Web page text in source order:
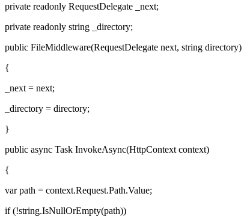
private readonly RequestDelegate _next;
private readonly string _directory;
public FileMiddleware(RequestDelegate next, string directory)
{
_next = next;
_directory = directory;
}
public async Task InvokeAsync(HttpContext context)
{
var path = context.Request.Path.Value;
if (!string.IsNullOrEmpty(path))